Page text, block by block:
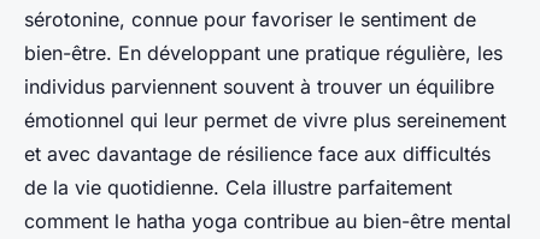
sérotonine, connue pour favoriser le sentiment de
bien-être. En développant une pratique régulière, les
individus parviennent souvent à trouver un équilibre
émotionnel qui leur permet de vivre plus sereinement
et avec davantage de résilience face aux difficultés
de la vie quotidienne. Cela illustre parfaitement
comment le hatha yoga contribue au bien-être mental